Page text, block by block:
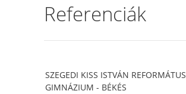
Referenciák
SZEGEDI KISS ISTVÁN REFORMÁTUS
GIMNÁZIUM - BÉKÉS